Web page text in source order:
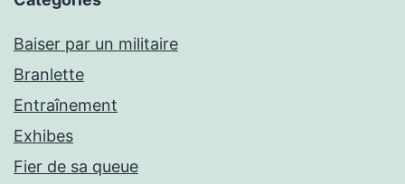
Baiser par un militaire
Branlette
Entraînement
Exhibes
Fier de sa queue